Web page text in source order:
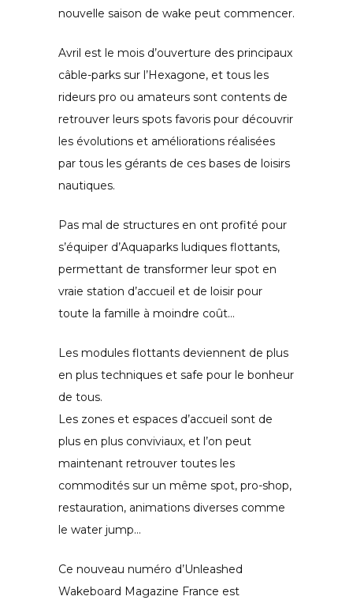
nouvelle saison de wake peut commencer.
Avril est le mois d’ouverture des principaux
câble-parks sur l’Hexagone, et tous les
rideurs pro ou amateurs sont contents de
retrouver leurs spots favoris pour découvrir
les évolutions et améliorations réalisées
par tous les gérants de ces bases de loisirs
nautiques.
Pas mal de structures en ont profité pour
s’équiper d’Aquaparks ludiques flottants,
permettant de transformer leur spot en
vraie station d’accueil et de loisir pour
toute la famille à moindre coût…
Les modules flottants deviennent de plus
en plus techniques et safe pour le bonheur
de tous.
Les zones et espaces d’accueil sont de
plus en plus conviviaux, et l’on peut
maintenant retrouver toutes les
commodités sur un même spot, pro-shop,
restauration, animations diverses comme
le water jump…
Ce nouveau numéro d’Unleashed
Wakeboard Magazine France est